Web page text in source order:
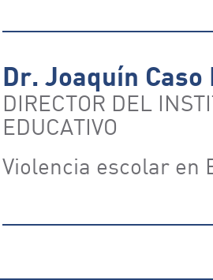
Dr. Joaquín Caso
DIRECTOR DEL
EDUCATIVO
Violencia escolar en